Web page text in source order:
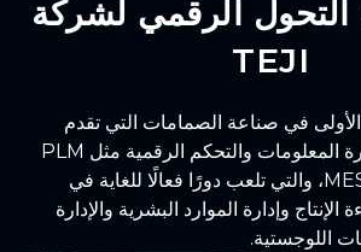
التحول الرقمي لشركة
TEJI
في صناعة الصمامات التي تقدم
أنظمة إدارة المعلومات والتحكم الرقمية مثل PLM
وERP وMES، والتي تلعب دورًا فعالًا للغاية في
الإنتاج وإدارة الموارد البشرية والإدارة
اللوجستية.